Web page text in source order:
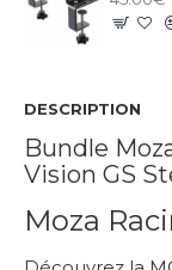
DESCRIPTION
Bundle
Vision GS
Moza